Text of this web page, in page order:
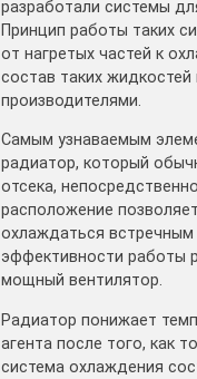
разработали системы
Принцип работы таких
от нагретых частей к
состав таких
производителями.
Самым узнаваемым
радиатор, который
отсека,
расположение
охлаждаться
эффективности работы
мощный вентилятор.
Радиатор понижает
агента после того, как
система охлаждения